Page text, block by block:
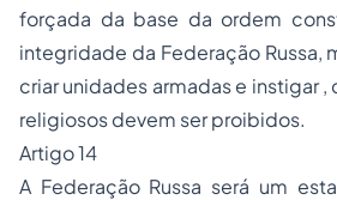
forçada da base da ordem
integridade da Federação Russa,
criar unidades armadas e instigar
religiosos devem ser proibidos.
Artigo 14
A Federação Russa será um